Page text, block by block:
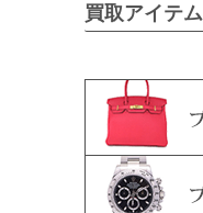
買取アイテム